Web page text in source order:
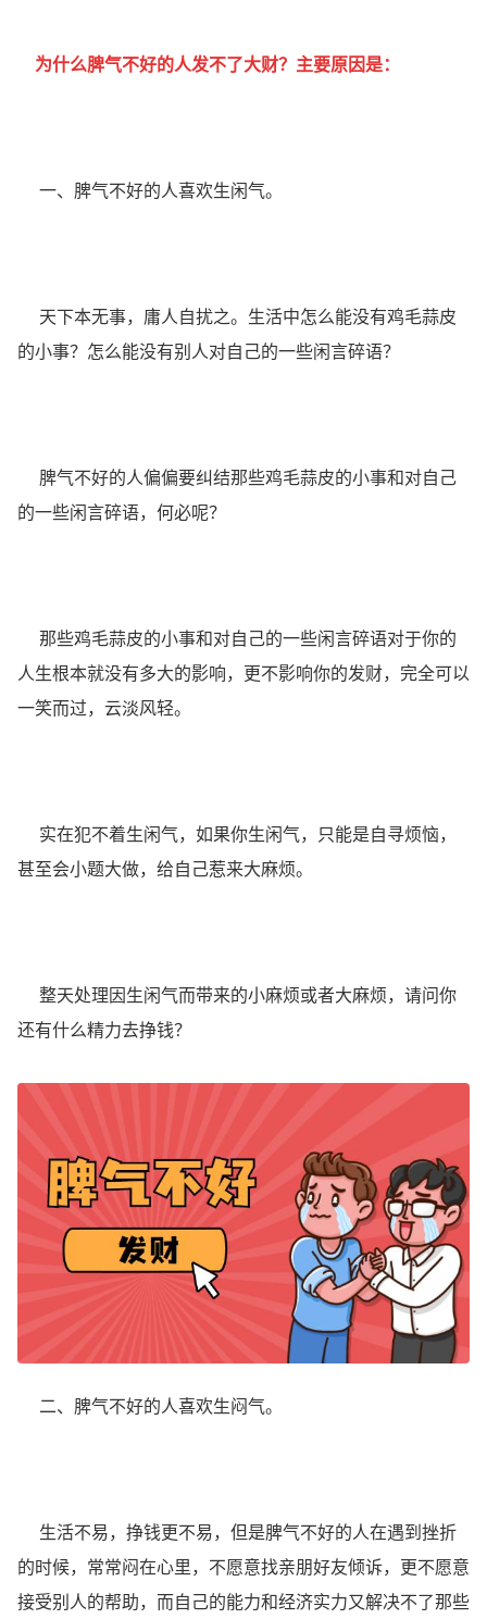
为什么脾气不好的人发不了大财？主要原因是：
一、脾气不好的人喜欢生闲气。
天下本无事，庸人自扰之。生活中怎么能没有鸡毛蒜皮
的小事？怎么能没有别人对自己的一些闲言碎语？
脾气不好的人偏偏要纠结那些鸡毛蒜皮的小事和对自己
的一些闲言碎语，何必呢？
那些鸡毛蒜皮的小事和对自己的一些闲言碎语对于你的
人生根本就没有多大的影响，更不影响你的发财，完全可以
一笑而过，云淡风轻。
实在犯不着生闲气，如果你生闲气，只能是自寻烦恼，
甚至会小题大做，给自己惹来大麻烦。
整天处理因生闲气而带来的小麻烦或者大麻烦，请问你
还有什么精力去挣钱？
二、脾气不好的人喜欢生闷气。
生活不易，挣钱更不易，但是脾气不好的人在遇到挫折
的时候，常常闷在心里，不愿意找亲朋好友倾诉，更不愿意
接受别人的帮助，而自己的能力和经济实力又解决不了那些